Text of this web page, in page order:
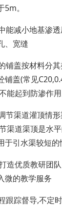
。
减小地基渗透
、宽缝
盖按材料分其
铺盖(常见
能起到防渗作用
渠道灌顶情形
渠道渠顶是水
引水渠较短的
造优质教研团
微的教学服务
跟踪督导,不定